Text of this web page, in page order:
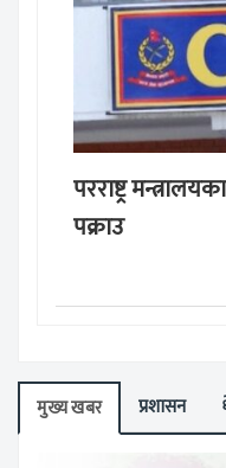
परराष्ट्र
पक्राउ
मुख्य खबर प्रशासन